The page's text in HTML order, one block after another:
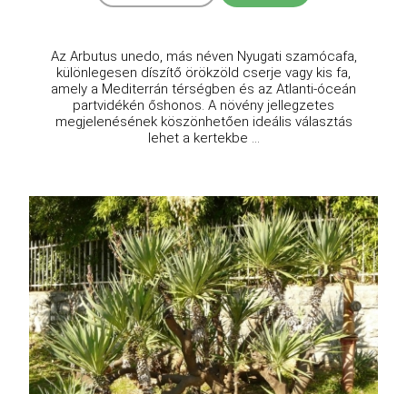
Az Arbutus unedo, más néven Nyugati szamócafa,
különlegesen díszítő örökzöld cserje vagy kis fa,
amely a Mediterrán térségben és az Atlanti-óceán
partvidékén őshonos. A növény jellegzetes
megjelenésének köszönhetően ideális választás
lehet a kertekbe ...